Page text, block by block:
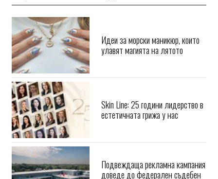
Идеи за морски маникюр, които
улавят магията на лятото
Skin Line: 25 години лидерство в
естетичната грижа у нас
Подвеждаща рекламна кампания
доведе до федерален съдебен